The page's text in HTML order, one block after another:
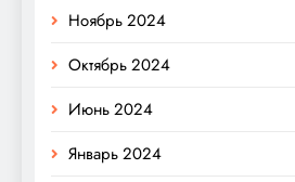
Ноябрь 2024
Октябрь 2024
Июнь 2024
Январь 2024